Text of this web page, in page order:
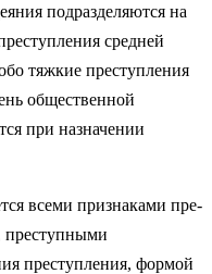
подразделяются на
средней
тяжкие преступления
общественной
при назначении
всеми признаками пре­
преступными
преступления, формой